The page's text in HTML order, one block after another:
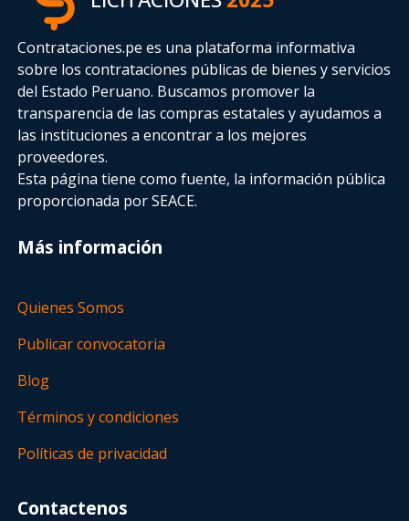
Contrataciones.pe es una plataforma informativa
sobre los contrataciones públicas de bienes y servicios
del Estado Peruano. Buscamos promover la
transparencia de las compras estatalesy ayudamos a
las instituciones a encontrar a los mejores
proveedores.
Esta página tiene como fuente, la información pública
proporcionada por SEACE.
Más información
Quienes Somos
Publicar convocatoria
Blog
Términos y condiciones
Políticas de privacidad
Contactenos